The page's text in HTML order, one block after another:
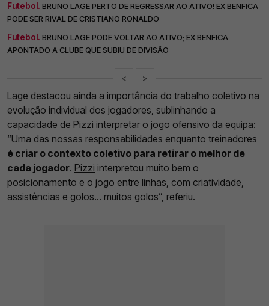
Futebol. BRUNO LAGE PERTO DE REGRESSAR AO ATIVO! EX BENFICA
PODE SER RIVAL DE CRISTIANO RONALDO
Futebol. BRUNO LAGE PODE VOLTAR AO ATIVO; EX BENFICA
APONTADO A CLUBE QUE SUBIU DE DIVISÃO
< >
Lage destacou ainda a importância do trabalho coletivo na
evolução individual dos jogadores, sublinhando a
capacidade de Pizzi interpretar o jogo ofensivo da equipa:
“Uma das nossas responsabilidades enquanto treinadores
é criar o contexto coletivo para retirar o melhor de
cada jogador. Pizzi interpretou muito bem o
posicionamento e o jogo entre linhas, com criatividade,
assistências e golos… muitos golos”, referiu.